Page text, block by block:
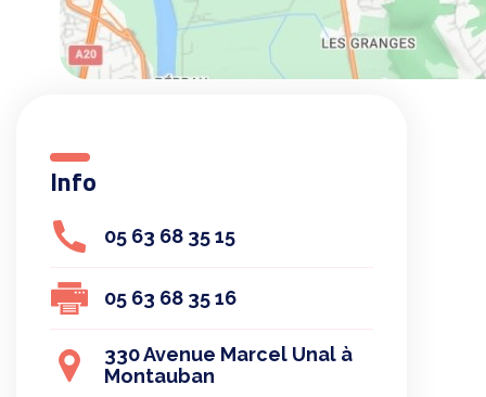
Info
05 63 68 35 15
05 63 68 35 16
330 Avenue Marcel Unal à
Montauban